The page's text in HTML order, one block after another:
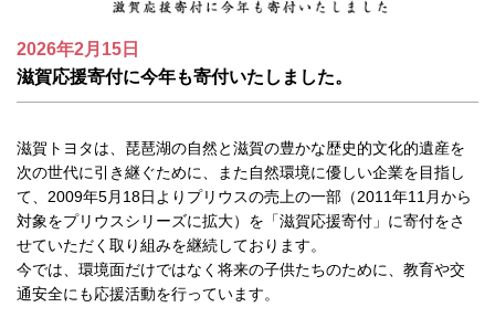
2026年2月15日
滋賀応援寄付に今年も寄付いたしました。
滋賀トヨタは、琵琶湖の自然と滋賀の豊かな歴史的文化的遺産を
次の世代に引き継ぐために、また自然環境に優しい企業を目指し
て、2009年5月18日よりプリウスの売上の一部（2011年11月から
対象をプリウスシリーズに拡大）を「滋賀応援寄付」に寄付をさ
せていただく取り組みを継続しております。
今では、環境面だけではなく将来の子供たちのために、教育や交
通安全にも応援活動を行っています。